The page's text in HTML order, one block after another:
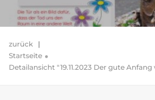
zurück |
Startseite
Detailansicht "19.11.2023 Der gute